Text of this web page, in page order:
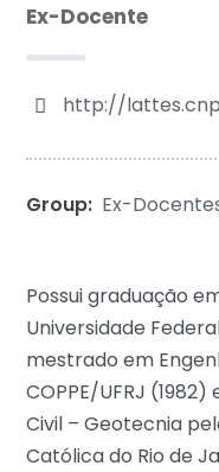
Ex-Docente
http://
Group: Ex-
Possui graduação
Universidade
mestrado em
COPPE/UFRJ
Civil – Geotecnia
Católica do Rio de